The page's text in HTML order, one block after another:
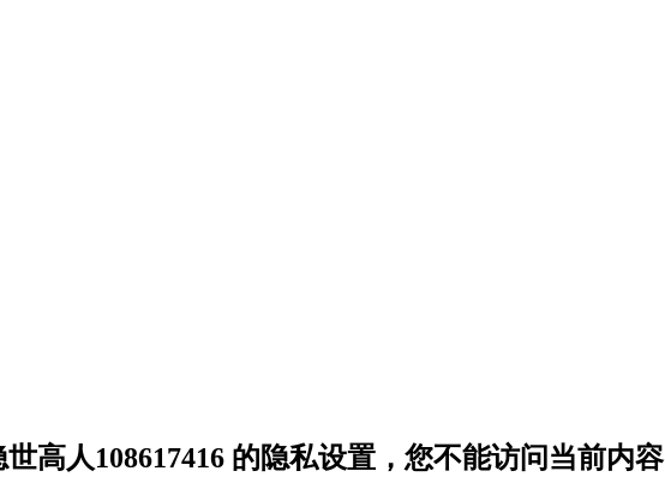
高人108617416 的隐私设置，您不能访问当前内容